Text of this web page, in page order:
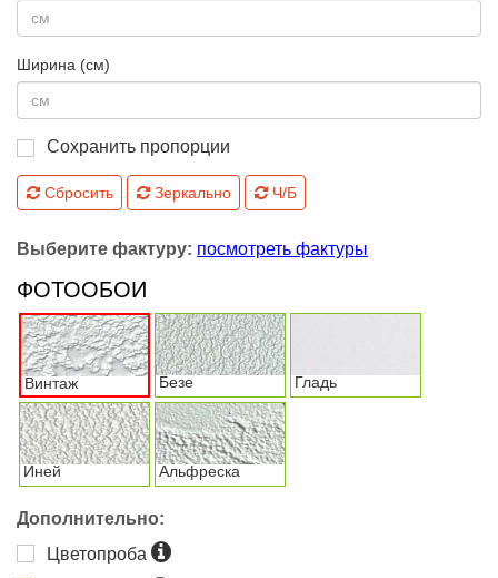
Ширина (см)
Сохранить пропорции
Сбросить Зеркально Ч/Б
Выберите фактуру: посмотреть фактуры
ФОТООБОИ
Винтаж Безе Гладь
Иней Альфреска
Дополнительно:
Цветопроба